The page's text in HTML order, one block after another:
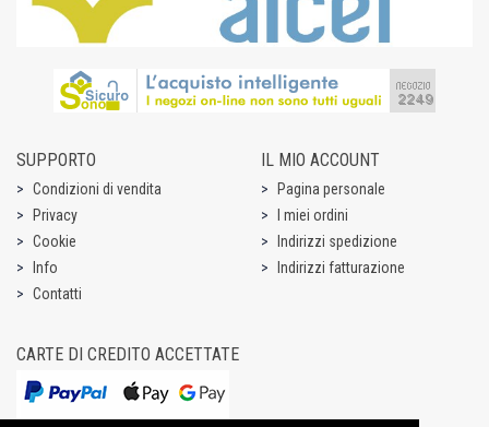
SUPPORTO
Condizioni di vendita
Privacy
Cookie
Info
Contatti
IL MIO ACCOUNT
Pagina personale
I miei ordini
Indirizzi spedizione
Indirizzi fatturazione
CARTE DI CREDITO ACCETTATE